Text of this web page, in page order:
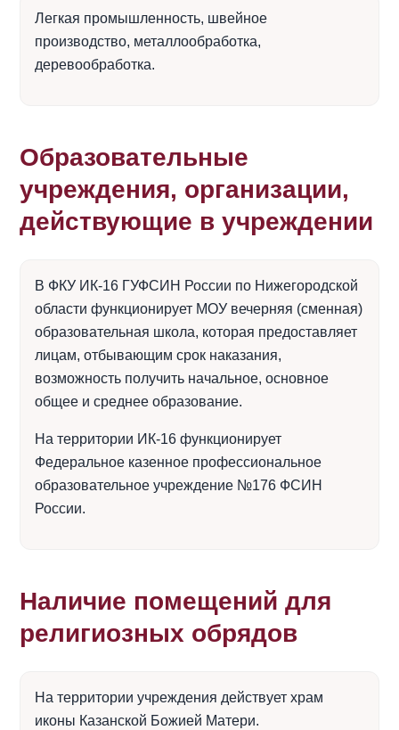
Легкая промышленность, швейное
производство, металлообработка,
деревообработка.
Образовательные
учреждения, организации,
действующие в учреждении
В ФКУ ИК-16 ГУФСИН России по Нижегородской
области функционирует МОУ вечерняя (сменная)
образовательная школа, которая предоставляет
лицам, отбывающим срок наказания,
возможность получить начальное, основное
общее и среднее образование.
На территории ИК-16 функционирует
Федеральное казенное профессиональное
образовательное учреждение №176 ФСИН
России.
Наличие помещений для
религиозных обрядов
На территории учреждения действует храм
иконы Казанской Божией Матери.